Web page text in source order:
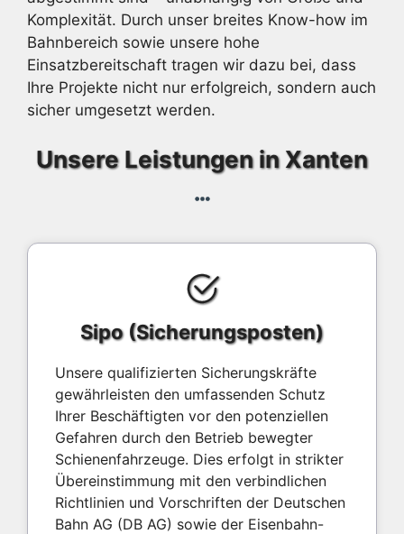
Komplexität. Durch unser breites Know-how im
Bahnbereich sowie unsere hohe
Einsatzbereitschaft tragen wir dazu bei, dass
Ihre Projekte nicht nur erfolgreich, sondern auch
sicher umgesetzt werden.
Unsere Leistungen in Xanten
Sipo (Sicherungsposten)
Unsere qualifizierten Sicherungskräfte
gewährleisten den umfassenden Schutz
Ihrer Beschäftigten vor den potenziellen
Gefahren durch den Betrieb bewegter
Schienenfahrzeuge. Dies erfolgt in strikter
Übereinstimmung mit den verbindlichen
Richtlinien und Vorschriften der Deutschen
Bahn AG (DB AG) sowie der Eisenbahn-